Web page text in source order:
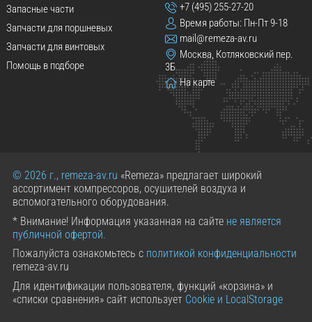
Запасные части
Запчасти для поршневых
Запчасти для винтовых
Помощь в подборе
+7 (495) 255-27-20
Время работы: Пн-Пт 9-18
mail@remeza-av.ru
Москва, Котляковский пер.
3Б
На карте
© 2026 г., remeza-av.ru «Remeza» предлагает широкий
ассортимент компрессоров, осушителей воздуха и
вспомогательного оборудования.
* Внимание! Информация указанная на сайте не является
публичной офертой.
Пожалуйста ознакомьтесь с политикой конфиденциальности
remeza-av.ru
Для идентификации пользователя, функций «корзина» и
«списки сравнения» сайт использует Cookie и LocalStorage